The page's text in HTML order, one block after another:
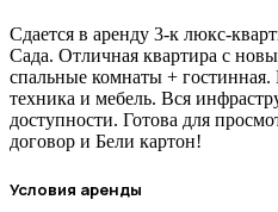
Сдается в аренду 3-к люкс-
Сада. Отличная квартира с
спальные комнаты + гостинная.
техника и мебель. Вся
доступности. Готова для
договор и Бели картон!
Условия аренды